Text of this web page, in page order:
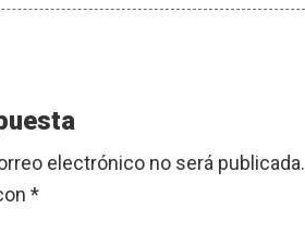
electrónico no será publicada.
*